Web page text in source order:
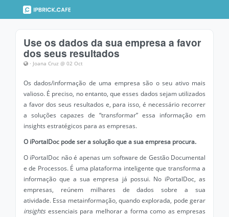
Use os dados da sua empresa a favor
dos seus resultados
· Joana Cruz @ 02 Oct
Os dados/informação de uma empresa são o seu ativo mais
valioso. É preciso, no entanto, que esses dados sejam utilizados
a favor dos seus resultados e, para isso, é necessário recorrer
a soluções capazes de “transformar” essa informação em
insights estratégicos para as empresas.
O iPortalDoc pode ser a solução que a sua empresa procura.
O iPortalDoc não é apenas um software de Gestão Documental
e de Processos. É uma plataforma inteligente que transforma a
informação que a sua empresa já possui. No iPortalDoc, as
empresas, reúnem milhares de dados sobre a sua
atividade. Essa metainformação, quando explorada, pode gerar
insightsessenciais para melhorar a forma como as empresas